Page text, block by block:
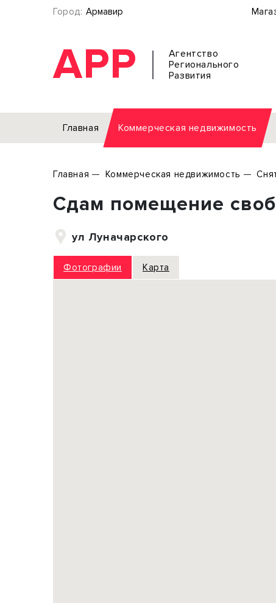
Город: Армавир
АРР
Агентство
Регионального
Развития
Главная Коммерческая недвижимость
Торговое помещение
Склад
Производство
Главная Коммерческая недвижимость
Сдам помещение
ул Луначарского
Фотографии Карта